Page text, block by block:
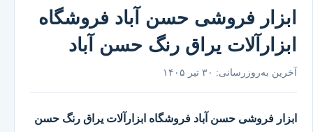
ابزار فروشی حسن آباد فروشگاه
ابزارآلات یراق رنگ حسن آباد
آخرین به‌روزرسانی: ۳۰ تیر ۱۴۰۵
ابزار فروشی حسن آباد فروشگاه ابزارآلات یراق رنگ حسن